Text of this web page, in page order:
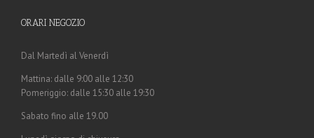
ORARI NEGOZIO
Dal Martedì al Venerdì
Mattina: dalle 9:00 alle 12:30
Pomeriggio: dalle 15:30 alle 19:30
Sabato fino alle 19.00